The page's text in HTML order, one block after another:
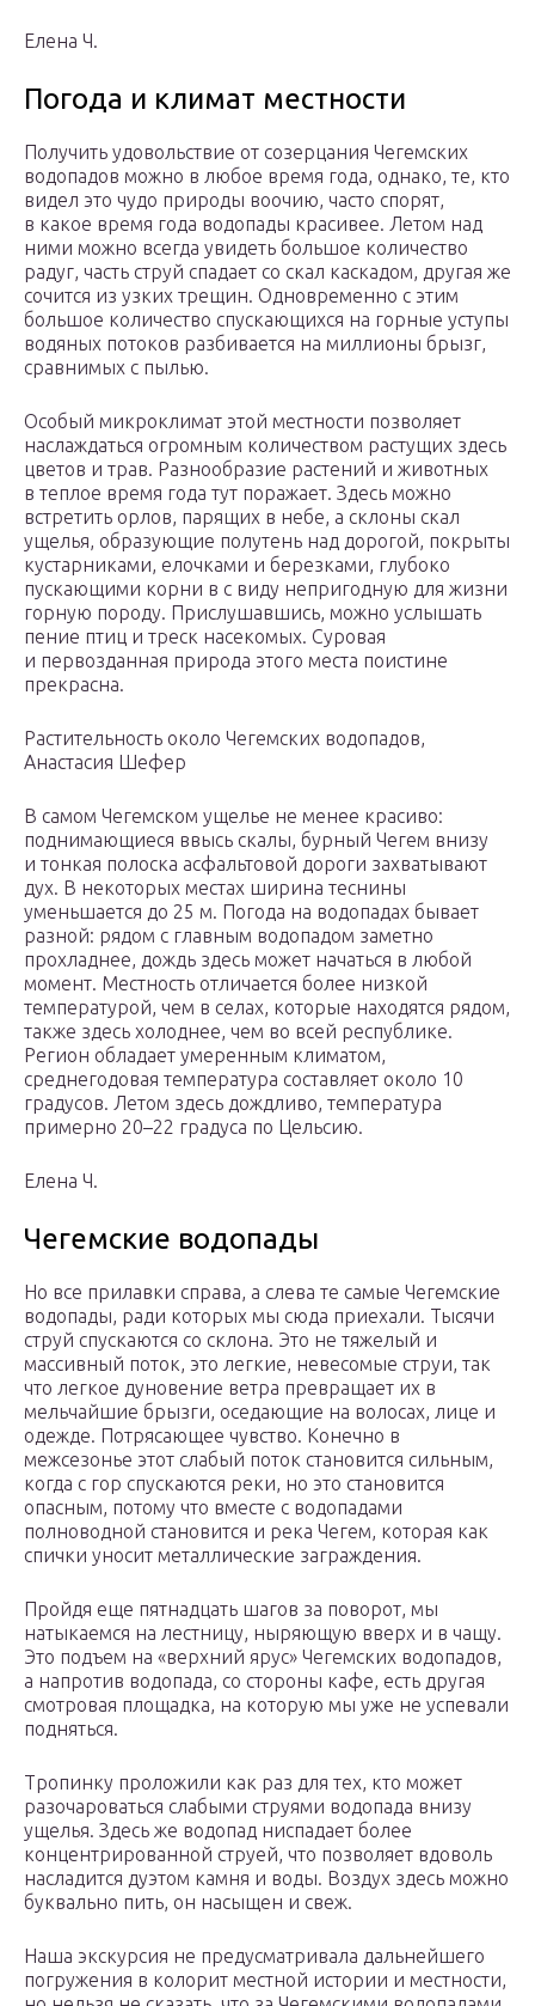
Елена Ч.
Погода и климат местности
Получить удовольствие от созерцания Чегемских
водопадов можно в любое время года, однако, те, кто
видел это чудо природы воочию, часто спорят,
в какое время года водопады красивее. Летом над
ними можно всегда увидеть большое количество
радуг, часть струй спадает со скал каскадом, другая же
сочится из узких трещин. Одновременно с этим
большое количество спускающихся на горные уступы
водяных потоков разбивается на миллионы брызг,
сравнимых с пылью.
Особый микроклимат этой местности позволяет
наслаждаться огромным количеством растущих здесь
цветов и трав. Разнообразие растений и животных
в теплое время года тут поражает. Здесь можно
встретить орлов, парящих в небе, а склоны скал
ущелья, образующие полутень над дорогой, покрыты
кустарниками, елочками и березками, глубоко
пускающими корни в с виду непригодную для жизни
горную породу. Прислушавшись, можно услышать
пение птиц и треск насекомых. Суровая
и первозданная природа этого места поистине
прекрасна.
Растительность около Чегемских водопадов,
Анастасия Шефер
В самом Чегемском ущелье не менее красиво:
поднимающиеся ввысь скалы, бурный Чегем внизу
и тонкая полоска асфальтовой дороги захватывают
дух. В некоторых местах ширина теснины
уменьшается до 25 м. Погода на водопадах бывает
разной: рядом с главным водопадом заметно
прохладнее, дождь здесь может начаться в любой
момент. Местность отличается более низкой
температурой, чем в селах, которые находятся рядом,
также здесь холоднее, чем во всей республике.
Регион обладает умеренным климатом,
среднегодовая температура составляет около 10
градусов. Летом здесь дождливо, температура
примерно 20–22 градуса по Цельсию.
Елена Ч.
Чегемские водопады
Но все прилавки справа, а слева те самые Чегемские
водопады, ради которых мы сюда приехали. Тысячи
струй спускаются со склона. Это не тяжелый и
массивный поток, это легкие, невесомые струи, так
что легкое дуновение ветра превращает их в
мельчайшие брызги, оседающие на волосах, лице и
одежде. Потрясающее чувство. Конечно в
межсезонье этот слабый поток становится сильным,
когда с гор спускаются реки, но это становится
опасным, потому что вместе с водопадами
полноводной становится и река Чегем, которая как
спички уносит металлические заграждения.
Пройдя еще пятнадцать шагов за поворот, мы
натыкаемся на лестницу, ныряющую вверх и в чащу.
Это подъем на «верхний ярус» Чегемских водопадов,
а напротив водопада, со стороны кафе, есть другая
смотровая площадка, на которую мы уже не успевали
подняться.
Тропинку проложили как раз для тех, кто может
разочароваться слабыми струями водопада внизу
ущелья. Здесь же водопад ниспадает более
концентрированной струей, что позволяет вдоволь
насладится дуэтом камня и воды. Воздух здесь можно
буквально пить, он насыщен и свеж.
Наша экскурсия не предусматривала дальнейшего
погружения в колорит местной истории и местности,